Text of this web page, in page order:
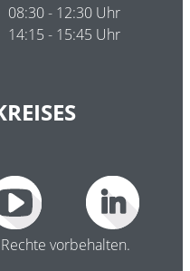
08:30 - 12:30 Uhr
14:15 - 15:45 Uhr
vorbehalten.